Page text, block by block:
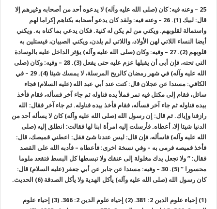
25 – وعنه فيه: كان (صلى الله عليه وآله) لا يدعوه أحد من أصحابه وغيرهم إلا
قال: لبيك (1). 26 – وعنه فيه: ولقد كان يدعو أصحابه بكناهم إكراما لهم
واستمالة لقلوبهم. ويكني من لم يكن له كنية. فكان يدعي بما كناه به. ويكني
أيضا النساء اللاتي لهن الأولاد، واللاتي لم يلدن، ويكني الصبيان، فيستلين به
قلوبهم (2). 27 – وفيه: وكان (صلى الله عليه وآله) يؤثر الداخل عليه بالوسادة
التي تحته، فإن أبى أن يقبلها عزم عليه حتى يفعل (3). 28 – وفيه: وكان (صلى
الله عليه وآله) في شهر رمضان كالريح المرسلة، لا يمسك شيئا (4). 29 – في
الكافي: مسندا عن عجلان قال: كنت عند أبي عبد الله (عليه السلام) فجاء
سائل، فقام إلى مكتل فيه تمر فملأ يده فناوله ثم جاء آخر فسأله، فقام فأخذ
بيده فناوله ثم جاء آخر فسأله، فقام فأخذ بيده فناوله. ثم جاء آخر فقال: الله
رازقنا وإياك. ثم قال: إن رسول الله (صلى الله عليه وآله) كان لا يسأله أحد من
الدنيا شيئا إلا، أعطاه. فأرسلت إليه امرأة ابنا لها فقالت: انطلق إليه (صلى
الله عليه وآله) فاسأله، فإن قال: ليس عندنا شئ فقل: اعطني قميصك، قال:
فأخذ قميصه فرمى به – وفي نسخة اخرى: فأعطاه – فأدبه الله على القصد
فقال: ” ولا تجعل يدك مغلولة إلى عنقك ولا تبسطها كل البسط فتقعد ملوما
محسورا ” (5). 30 – وفيه: مسندا عن جابر عن أبي جعفر (عليه السلام) قال:
كان رسول الله (صلى الله عليه وآله) يأكل الهدية ولا يأكل الصدقة (6) الحديث.
(1) إحياء علوم الدين 2: 381. (2) إحياء علوم الدين 2: 366. (3) إحياء علوم